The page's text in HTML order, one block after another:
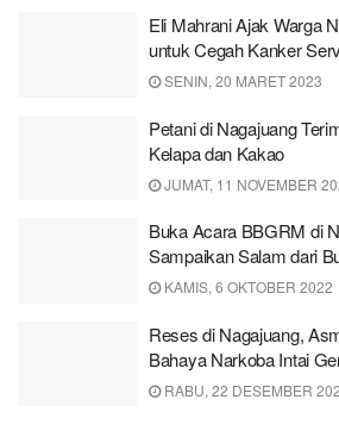
Eli Mahrani Ajak Warga
untuk Cegah Kanker
SENIN, 20 MARET 2023
Petani di Nagajuang
Kelapa dan Kakao
JUMAT, 11 NOVEMBER
Buka Acara BBGRM di
Sampaikan Salam dari
KAMIS, 6 OKTOBER 2022
Reses di Nagajuang,
Bahaya Narkoba Intai
RABU, 22 DESEMBER